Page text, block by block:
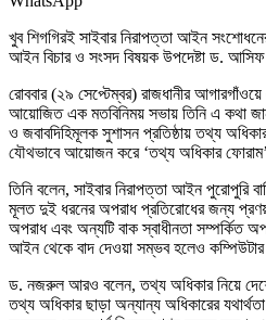
খুব শিগগিরই সাইবার নিরাপত্তা আইন
আইন বিচার ও সংসদ বিষয়ক উপদেষ্টা ড.
রোববার (২৯ সেপ্টেম্বর) রাজধানীর
আয়োজিত এক মতবিনিময় সভায় তিনি এ কথা
ও জবাবদিহিমূলক সুশাসন প্রতিষ্ঠায় তথ্য
যৌথভাবে আয়োজন করে ‘তথ্য অধিকার ফোরাম’
তিনি বলেন, সাইবার নিরাপত্তা আইন পুরোপুরি
মূলত দুই ধরনের অপরাধ প্রতিরোধের জন্য
অপরাধ এবং অন্যটি বাক স্বাধীনতা সম্পর্কিত
আইন থেকে বাদ দেওয়া সম্ভব হলেও
ড. নজরুল আরও বলেন, তথ্য অধিকার নিয়ে
তথ্য অধিকার ছাড়া অন্যান্য অধিকারের